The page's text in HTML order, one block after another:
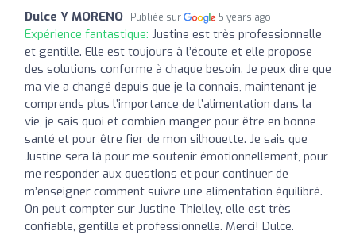
Dulce Y MORENO Publiée sur 5 years ago
Expérience fantastique: Justine est très professionnelle
et gentille. Elle est toujours à l’écoute et elle propose
des solutions conforme à chaque besoin. Je peux dire que
ma vie a changé depuis que je la connais, maintenant je
comprends plus l’importance de l’alimentation dans la
vie, je sais quoi et combien manger pour être en bonne
santé et pour être fier de mon silhouette. Je sais que
Justine sera là pour me soutenir émotionnellement, pour
me responder aux questions et pour continuer de
m’enseigner comment suivre une alimentation équilibré.
On peut compter sur Justine Thielley, elle est très
confiable, gentille et professionnelle. Merci! Dulce.